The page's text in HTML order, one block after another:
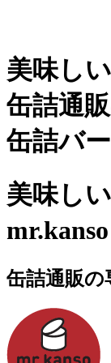
美味し
缶詰通
缶詰バ
美味し
缶詰通販の